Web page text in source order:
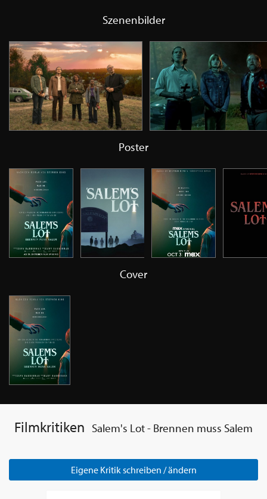
Szenenbilder
Poster
Cover
Filmkritiken Salem's Lot - Brennen muss Salem
Eigene Kritik schreiben / ändern